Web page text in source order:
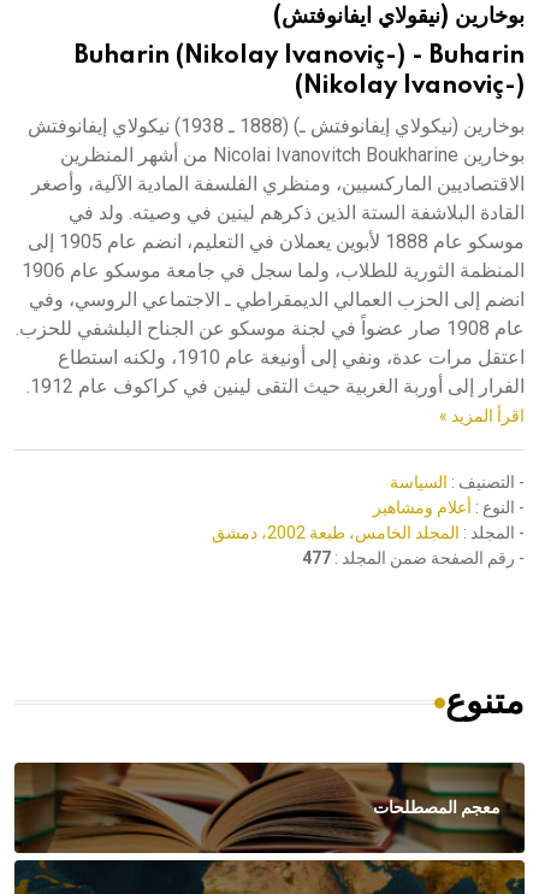
هيئة الموسوعة العربية تطلق موسوعات جديدة في عام 2026
بوخارين (نيقولاي ايفانوفتش)
Buharin (Nikolay Ivanoviç-) - Buharin
(Nikolay Ivanoviç-)
بوخارين (نيكولاي إيفانوفتش ـ) (1888 ـ 1938) نيكولاي إيفانوفتش
بوخارين Nicolai Ivanovitch Boukharine من أشهر المنظرين
الاقتصاديين الماركسيين، ومنظري الفلسفة المادية الآلية، وأصغر
القادة البلاشفة الستة الذين ذكرهم لينين في وصيته. ولد في
موسكو عام 1888 لأبوين يعملان في التعليم، انضم عام 1905 إلى
المنظمة الثورية للطلاب، ولما سجل في جامعة موسكو عام 1906
انضم إلى الحزب العمالي الديمقراطي ـ الاجتماعي الروسي، وفي
عام 1908 صار عضواً في لجنة موسكو عن الجناح البلشفي للحزب.
اعتقل مرات عدة، ونفي إلى أونيغة عام 1910، ولكنه استطاع
الفرار إلى أوربة الغربية حيث التقى لينين في كراكوف عام 1912.
اقرأ المزيد »
- التصنيف : السياسة
- النوع : أعلام ومشاهير
- المجلد : المجلد الخامس، طبعة 2002، دمشق
- رقم الصفحة ضمن المجلد : 477
متنوع
معجم المصطلحات